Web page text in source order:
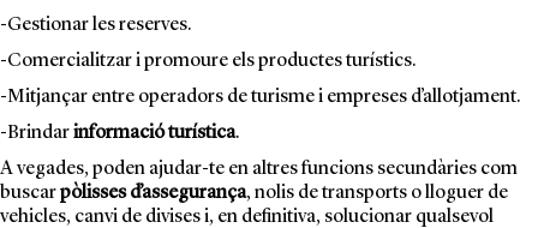
-Gestionar les reserves.
-Comercialitzar i promoure els productes turístics.
-Mitjançar entre operadors de turisme i empreses d’allotjament.
-Brindarinformació turística.
A vegades, poden ajudar-te en altres funcions secundàries com
buscarpòlisses d’assegurança, nolis de transports o lloguer de
vehicles, canvi de divises i, en definitiva, solucionar qualsevol